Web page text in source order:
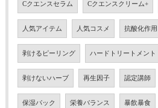
Cクエンスセラム Cクエンスクリーム+
人気アイテム 人気コスメ 抗酸化作用
剥けるピーリング ハードトリートメント
剥けないハーブ 再生因子 認定講師
保湿パック 栄養バランス 暴飲暴食